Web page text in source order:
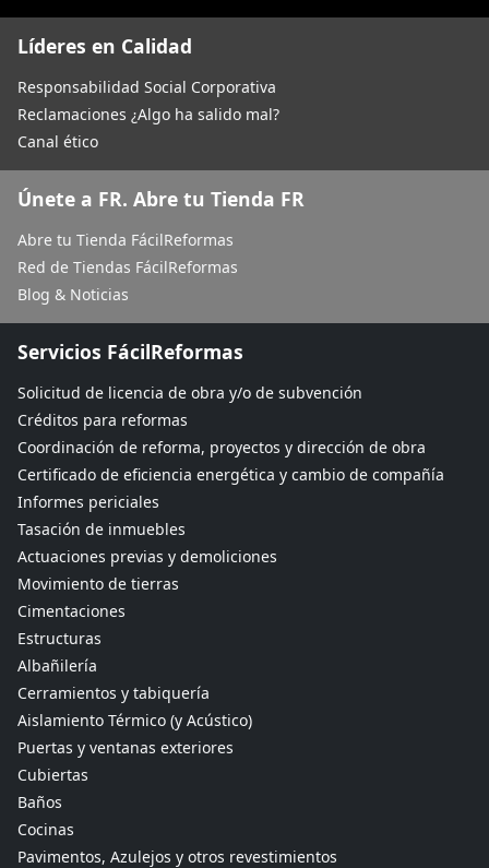
Líderes en Calidad
Responsabilidad Social Corporativa
Reclamaciones ¿Algo ha salido mal?
Canal ético
Únete a FR. Abre tu Tienda FR
Abre tu Tienda FácilReformas
Red de Tiendas FácilReformas
Blog & Noticias
Servicios FácilReformas
Solicitud de licencia de obra y/o de subvención
Créditos para reformas
Coordinación de reforma, proyectos y dirección de obra
Certificado de eficiencia energética y cambio de compañía
Informes periciales
Tasación de inmuebles
Actuaciones previas y demoliciones
Movimiento de tierras
Cimentaciones
Estructuras
Albañilería
Cerramientos y tabiquería
Aislamiento Térmico (y Acústico)
Puertas y ventanas exteriores
Cubiertas
Baños
Cocinas
Pavimentos, Azulejos y otros revestimientos